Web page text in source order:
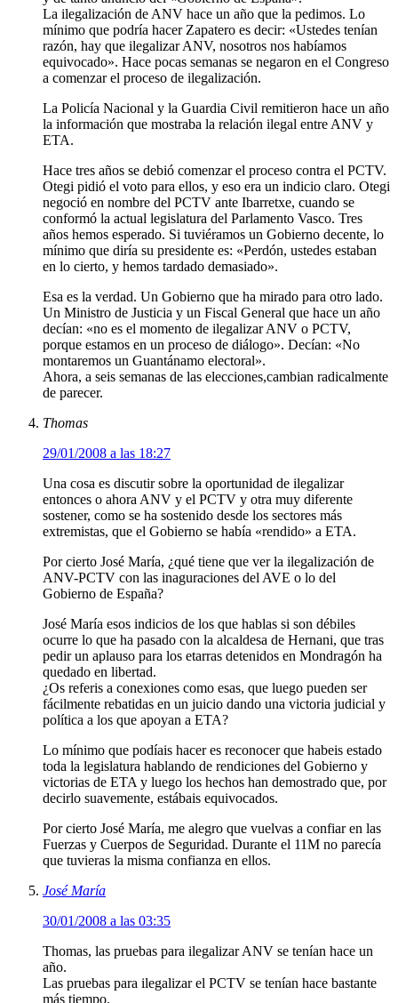
La ilegalización de ANV hace un año que la pedimos. Lo
mínimo que podría hacer Zapatero es decir: «Ustedes tenían
razón, hay que ilegalizar ANV, nosotros nos habíamos
equivocado». Hace pocas semanas se negaron en el Congreso
a comenzar el proceso de ilegalización.
La Policía Nacional y la Guardia Civil remitieron hace un año
la información que mostraba la relación ilegal entre ANV y
ETA.
Hace tres años se debió comenzar el proceso contra el PCTV.
Otegi pidió el voto para ellos, y eso era un indicio claro. Otegi
negoció en nombre del PCTV ante Ibarretxe, cuando se
conformó la actual legislatura del Parlamento Vasco. Tres
años hemos esperado. Si tuviéramos un Gobierno decente, lo
mínimo que diría su presidente es: «Perdón, ustedes estaban
en lo cierto, y hemos tardado demasiado».
Esa es la verdad. Un Gobierno que ha mirado para otro lado.
Un Ministro de Justicia y un Fiscal General que hace un año
decían: «no es el momento de ilegalizar ANV o PCTV,
porque estamos en un proceso de diálogo». Decían: «No
montaremos un Guantánamo electoral».
Ahora, a seis semanas de las elecciones,cambian radicalmente
de parecer.
Thomas
29/01/2008 a las 18:27
Una cosa es discutir sobre la oportunidad de ilegalizar
entonces o ahora ANV y el PCTV y otra muy diferente
sostener, como se ha sostenido desde los sectores más
extremistas, que el Gobierno se había «rendido» a ETA.
Por cierto José María, ¿qué tiene que ver la ilegalización de
ANV-PCTV con las inaguraciones del AVE o lo del
Gobierno de España?
José María esos indicios de los que hablas si son débiles
ocurre lo que ha pasado con la alcaldesa de Hernani, que tras
pedir un aplauso para los etarras detenidos en Mondragón ha
quedado en libertad.
¿Os referis a conexiones como esas, que luego pueden ser
fácilmente rebatidas en un juicio dando una victoria judicial y
política a los que apoyan a ETA?
Lo mínimo que podíais hacer es reconocer que habeis estado
toda la legislatura hablando de rendiciones del Gobierno y
victorias de ETA y luego los hechos han demostrado que, por
decirlo suavemente, estábais equivocados.
Por cierto José María, me alegro que vuelvas a confiar en las
Fuerzas y Cuerpos de Seguridad. Durante el 11M no parecía
que tuvieras la misma confianza en ellos.
José María
30/01/2008 a las 03:35
Thomas, las pruebas para ilegalizar ANV se tenían hace un
año.
Las pruebas para ilegalizar el PCTV se tenían hace bastante
más tiempo.